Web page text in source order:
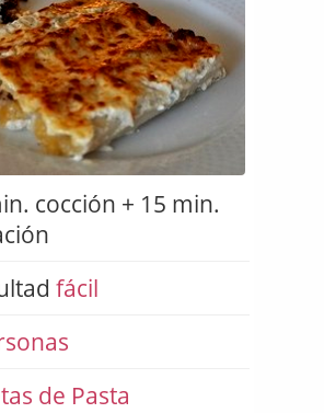
cocción + 15 min.
fácil
de Pasta